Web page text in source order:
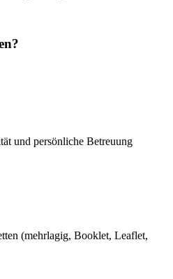
und persönliche Betreuung
(mehrlagig, Booklet, Leaflet,